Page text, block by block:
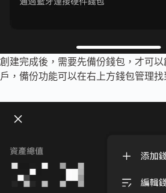
創建完成後，需要先備份錢包，才可
戶，備份功能可以在右上方錢包管理找